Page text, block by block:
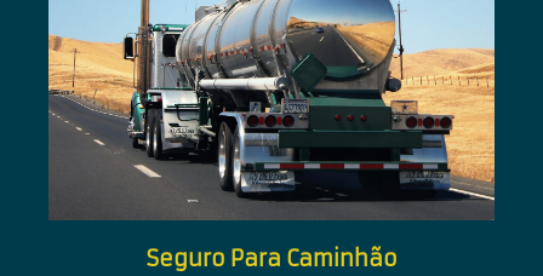
Seguro Para Caminhão